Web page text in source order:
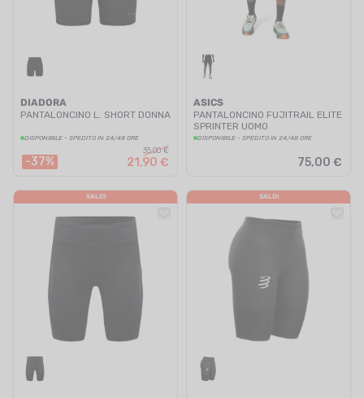
DIADORA
PANTALONCINO L. SHORT DONNA
DISPONIBILE - SPEDITO IN 24/48 ORE
-37%
35,00 €
21,90 €
ASICS
PANTALONCINO FUJITRAIL ELITE
SPRINTER UOMO
DISPONIBILE - SPEDITO IN 24/48 ORE
75,00 €
SALDI SALDI